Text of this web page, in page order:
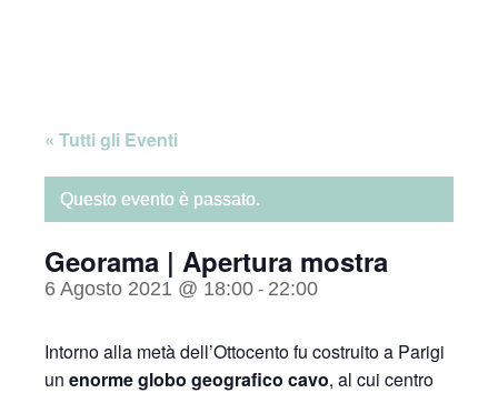
« Tutti gli Eventi
Questo evento è passato.
Georama | Apertura mostra
6 Agosto 2021 @ 18:00 - 22:00
Intorno alla metà dell’Ottocento fu costruito a Parigi
un enorme globo geografico cavo, al cui centro